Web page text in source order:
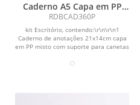
Caderno A5 Capa em PP
com caneta
RDBCAD360P
kit Escritório, contendo:\r\n\r\n1
Caderno de anotações 21x14cm capa
em PP misto com suporte para canetas